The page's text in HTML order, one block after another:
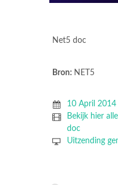
Net5 doc
Bron: NET5
10 April 2014
Bekijk hier
doc
Uitzending